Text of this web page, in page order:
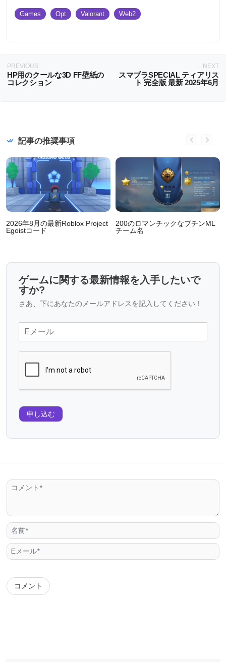
Games Opt Valorant Web2
PREVIOUS
HP用のクールな3D FF壁紙の
コレクション
NEXT
スマブラSPECIAL ティアリス
ト 完全版 最新 2025年6月
記事の推奨事項
2026年8月の最新Roblox Project
Egoistコード
200のロマンチックなブチンML
チーム名
ゲームに関する最新情報を入手したいで
すか?
さあ、下にあなたのメールアドレスを記入してください！
申し込む